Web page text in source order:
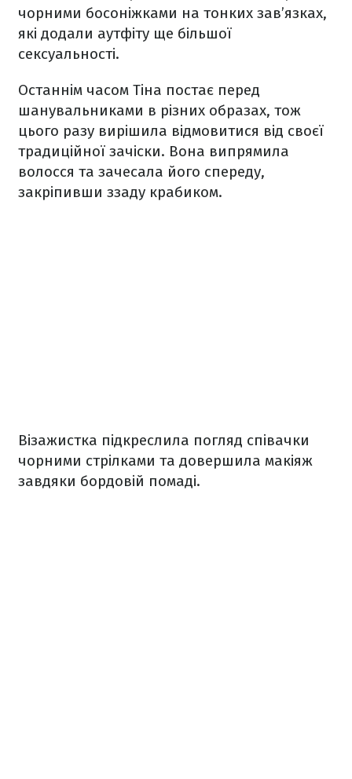
чорними босоніжками на тонких зав’язках,
які додали аутфіту ще більшої
сексуальності.
Останнім часом Тіна постає перед
шанувальниками в різних образах, тож
цього разу вирішила відмовитися від своєї
традиційної зачіски. Вона випрямила
волосся та зачесала його спереду,
закріпивши ззаду крабиком.
Візажистка підкреслила погляд співачки
чорними стрілками та довершила макіяж
завдяки бордовій помаді.